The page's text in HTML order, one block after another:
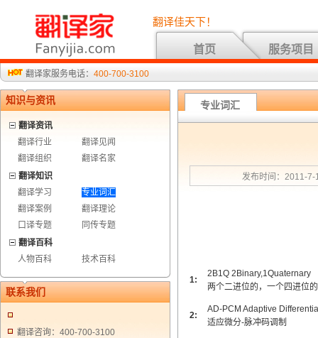
翻译佳天下！
首页 服务项目
翻译家服务电话： 400-700-3100
知识与资讯
翻译资讯
翻译行业
翻译见闻
翻译组织
翻译名家
翻译知识
翻译学习
专业词汇
翻译案例
翻译理论
口译专题
同传专题
翻译百科
人物百科
技术百科
联系我们
翻译咨询：400-700-3100
专业词汇
发布时间：2011-
1:
2B1Q 2Binary,1Quaternary
两个二进位的，一个四进位的
2:
AD-PCM Adaptive
适应微分-脉冲码调制